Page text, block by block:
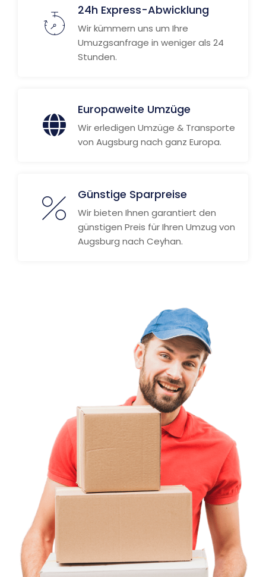
24h Express-Abwicklung
Wir kümmern uns um Ihre
Umuzgsanfrage in weniger als 24
Stunden.
Europaweite Umzüge
Wir erledigen Umzüge & Transporte
von Augsburg nach ganz Europa.
Günstige Sparpreise
Wir bieten Ihnen garantiert den
günstigen Preis für Ihren Umzug von
Augsburg nach Ceyhan.